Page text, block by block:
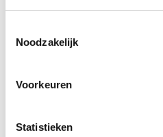
Noodzakelijk
Voorkeuren
Statistieken
5 dagen